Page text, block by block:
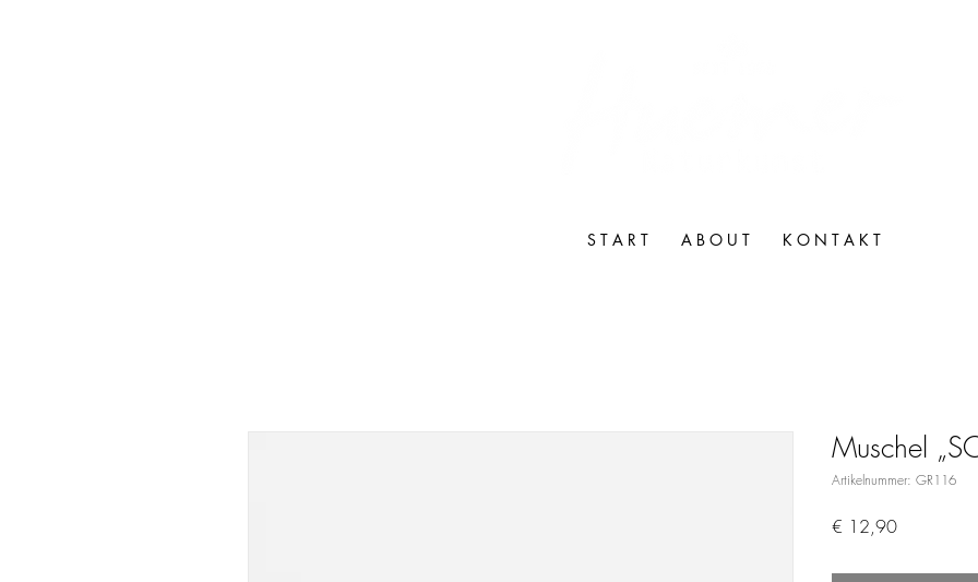
Muschel
Artikelnummer: GR116
€ 12,90Preis
S T A R T A B O U T K O N T A K T